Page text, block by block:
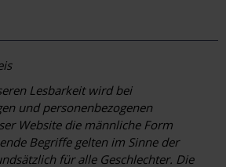
Lesbarkeit wird bei
und personenbezogenen
Website die männliche Form
Begriffe gelten im Sinne der
für alle Geschlechter. Die